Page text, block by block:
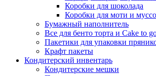
Коробки для шоколада
Коробки для моти и
Бумажный наполнитель
Все для бенто торта и Cake to
Пакетики для упаковки
Крафт пакеты
Кондитерский инвентарь
Кондитерские мешки